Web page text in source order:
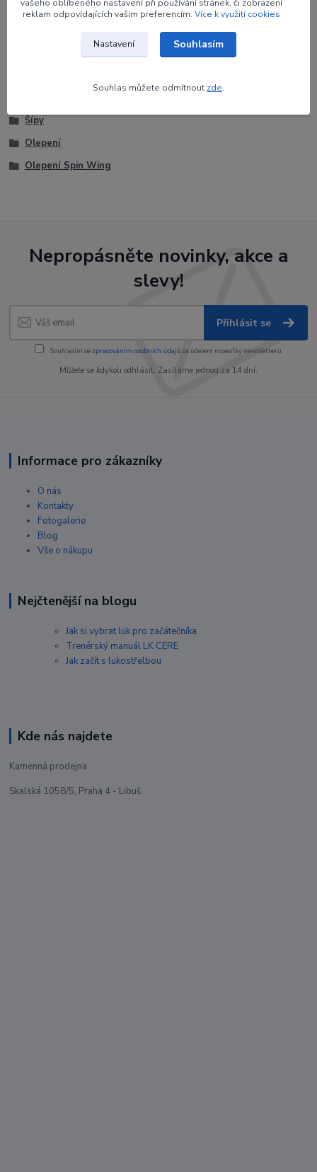
Barva Oranžová
Zboží zařazeno v kategoriích
Šípy
Olepení
Olepení Spin Wing
Nepropásněte novinky, akce a
slevy!
Přihlásit se
Souhlasím se zpracováním osobních údajůza účelem rozesílky newsletteru.
Můžete se kdykoli odhlásit. Zasíláme jednou za 14 dní.
Informace pro zákazníky
O nás
Kontakty
Fotogalerie
Blog
Vše o nákupu
Nejčtenější na blogu
Jak si vybrat luk pro začátečníka
Trenérský manuál LK CERE
Jak začít s lukostřelbou
Kde nás najdete
Kamenná prodejna
Skalská 1058/5, Praha 4 - Libuš
vašeho oblíbeného nastavení při používání stránek, či zobrazení
reklam odpovídajících vašim preferencím. Více k využití cookies
Nastavení Souhlasím
Souhlas můžete odmítnout zde.